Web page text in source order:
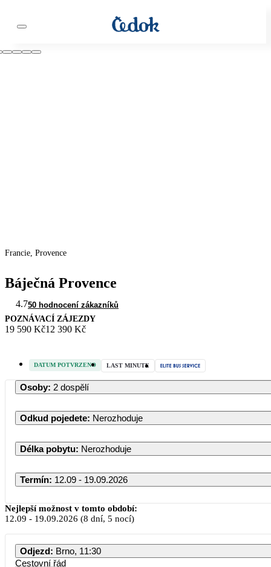
Francie, Provence
Báječná Provence
4.750 hodnocení zákazníků
POZNÁVACÍ ZÁJEZDY
19 590 Kč12 390 Kč
DATUM POTVRZENO LAST MINUTE
Osoby: 2 dospělí
Odkud pojedete: Nerozhoduje
Délka pobytu: Nerozhoduje
Termín: 12.09 - 19.09.2026
Nejlepší možnost v tomto období:
12.09 - 19.09.2026 (8 dní, 5 nocí)
Odjezd: Brno, 11:30
Cestovní řád